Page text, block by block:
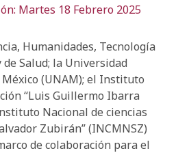
Martes 18 Febrero 2025
Humanidades, Tecnología
Salud; la Universidad
(UNAM); el Instituto
“Luis Guillermo Ibarra
Nacional de ciencias
Zubirán” (INCMNSZ)
de colaboración para el